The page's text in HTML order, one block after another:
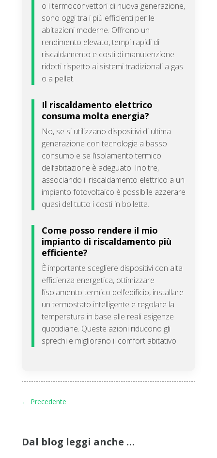
o i termoconvettori di nuova generazione,
sono oggi tra i più efficienti per le
abitazioni moderne. Offrono un
rendimento elevato, tempi rapidi di
riscaldamento e costi di manutenzione
ridotti rispetto ai sistemi tradizionali a gas
o a pellet.
Il riscaldamento elettrico
consuma molta energia?
No, se si utilizzano dispositivi di ultima
generazione con tecnologie a basso
consumo e se l’isolamento termico
dell’abitazione è adeguato. Inoltre,
associando il riscaldamento elettrico a un
impianto fotovoltaico è possibile azzerare
quasi del tutto i costi in bolletta.
Come posso rendere il mio
impianto di riscaldamento più
efficiente?
È importante scegliere dispositivi con alta
efficienza energetica, ottimizzare
l’isolamento termico dell’edificio, installare
un termostato intelligente e regolare la
temperatura in base alle reali esigenze
quotidiane. Queste azioni riducono gli
sprechi e migliorano il comfort abitativo.
← Precedente
Dal blog leggi anche …